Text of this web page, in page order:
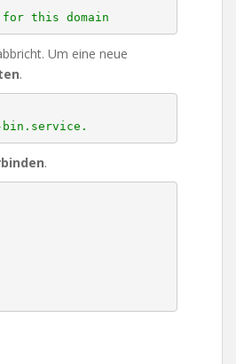
this domain
Um eine neue
.
.